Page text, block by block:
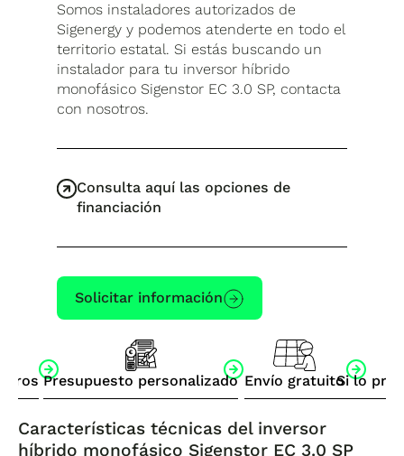
Somos instaladores autorizados de
Sigenergy y podemos atenderte en todo el
territorio estatal. Si estás buscando un
instalador para tu inversor híbrido
monofásico Sigenstor EC 3.0 SP, contacta
con nosotros.
Consulta aquí las opciones de
financiación
Solicitar información
Presupuesto personalizado Envío gratuitoSi lo
Características técnicas del inversor
híbrido monofásico Sigenstor EC 3.0 SP